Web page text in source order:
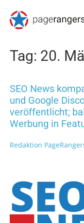
Tag: 20.
SEO News
und Google
veröffentlicht;
Werbung in
Redaktion